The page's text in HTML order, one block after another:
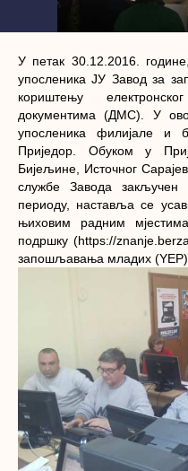
У петак 30.12.2016.
упосленика ЈУ Завод за
кориштењу
документима (ДМС). У
упосленика филијале и
Приједор. Обуком у
Бијељине, Источног
службе Завода
периоду, наставља се
њиховим радним
подршку (https://
запошљавања младих (YEP).